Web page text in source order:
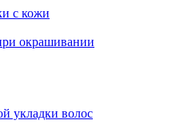
с кожи
окрашивании
укладки волос